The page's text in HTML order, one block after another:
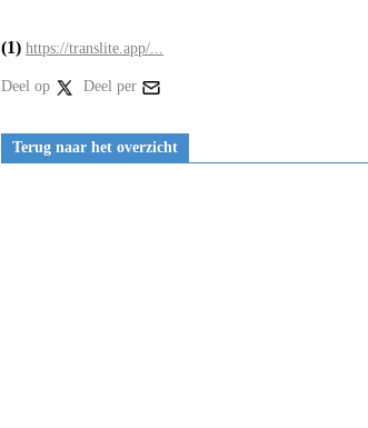
(1) https://translite.app/...
Deel op Deel per
Terug naar het overzicht